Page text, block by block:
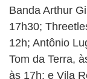
Banda Arthur
17h30;
12h; Antônio
Tom da Terra,
às 17h; e Vila